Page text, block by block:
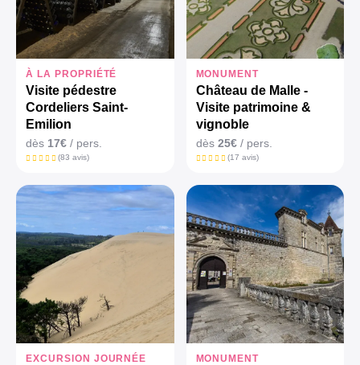
À LA PROPRIÉTÉ
Visite pédestre
Cordeliers Saint-
Emilion
dès 17€ / pers.
(83 avis)
MONUMENT
Château de Malle -
Visite patrimoine &
vignoble
dès 25€/ pers.
(17 avis)
EXCURSION JOURNÉE MONUMENT